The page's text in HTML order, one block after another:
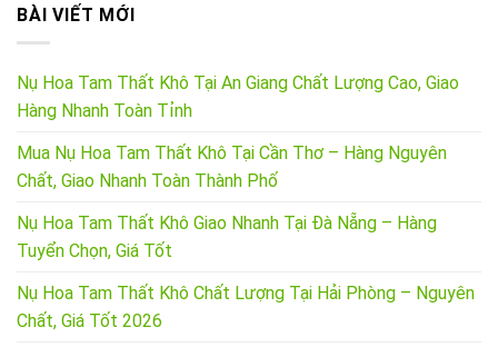
BÀI VIẾT MỚI
Nụ Hoa Tam Thất Khô Tại An Giang Chất Lượng Cao, Giao
Hàng Nhanh Toàn Tỉnh
Mua Nụ Hoa Tam Thất Khô Tại Cần Thơ – Hàng Nguyên
Chất, Giao Nhanh Toàn Thành Phố
Nụ Hoa Tam Thất Khô Giao Nhanh Tại Đà Nẵng – Hàng
Tuyển Chọn, Giá Tốt
Nụ Hoa Tam Thất Khô Chất Lượng Tại Hải Phòng – Nguyên
Chất, Giá Tốt 2026